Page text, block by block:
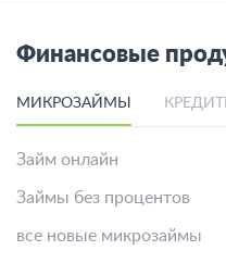
Финансовые
МИКРОЗАЙМЫ
Займ онлайн
Займы без процентов
все новые микрозаймы